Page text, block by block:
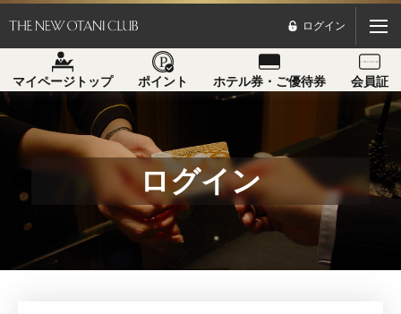
ログイン
マイページトップ ポイント ホテル券・ご優待券 会員証
ログイン